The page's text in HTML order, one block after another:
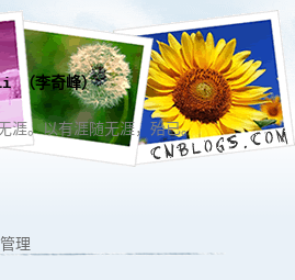
（李奇峰）
涯。以有涯随无涯，殆已。
管理